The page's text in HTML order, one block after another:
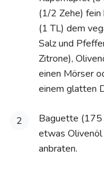
(1/2 Zehe) fein
(1 TL) dem
Salz und
Zitrone),
einen Mörser
einem glatten
2
Baguette (175
etwas Olivenöl
anbraten.